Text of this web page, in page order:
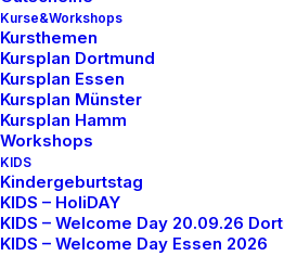
Kurse&Workshops
Kursthemen
Kursplan Dortmund
Kursplan Essen
Kursplan Münster
Kursplan Hamm
Workshops
KIDS
Kindergeburtstag
KIDS – HoliDAY
KIDS – Welcome Day 20.09.26
KIDS – Welcome Day Essen 2026
This is a custom